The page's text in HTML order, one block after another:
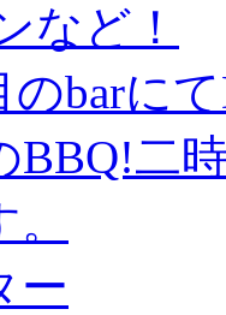
など！
barに
BBQ!二
ー